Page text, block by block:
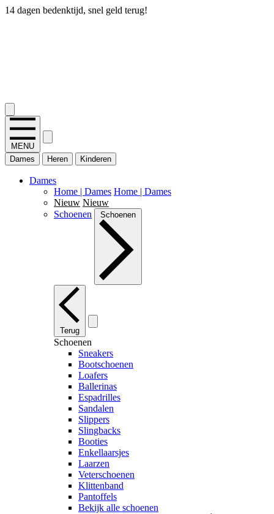
14 dagen bedenktijd, snel geld terug!
MENU
Dames
Heren Kinderen
Dames
Home | Dames Home | Dames
Nieuw Nieuw
Schoenen
Schoenen
Terug
Schoenen
Sneakers
Bootschoenen
Loafers
Ballerinas
Espadrilles
Sandalen
Slippers
Slingbacks
Booties
Enkellaarsjes
Laarzen
Veterschoenen
Klittenband
Pantoffels
Bekijk alle schoenen